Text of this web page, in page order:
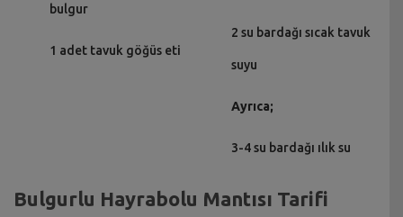
bulgur
1 adet tavuk göğüs eti
2 su bardağı sıcak tavuk
suyu
Ayrıca;
3-4 su bardağı ılık su
Bulgurlu Hayrabolu Mantısı Tarifi